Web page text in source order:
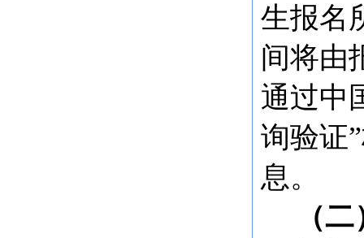
生报名
间将由
通过中
询验证
息。
（